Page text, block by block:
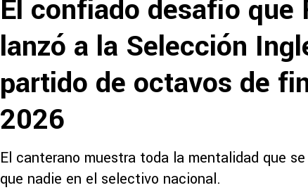
El confiado desafío que
lanzó a la Selección
partido de octavos de
2026
El canterano muestra toda la mentalidad que
que nadie en el selectivo nacional.